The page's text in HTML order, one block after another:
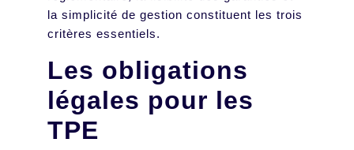
la simplicité de gestion constituent les trois
critères essentiels.
Les obligations
légales pour les
TPE